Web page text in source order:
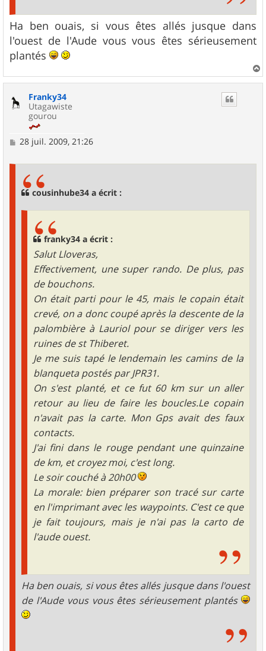
Ha ben ouais, si vous êtes allés jusque dans
l'ouest de l'Aude vous vous êtes sérieusement
plantés
a
Franky34
Utagawiste
gourou
M
28 juil. 2009, 21:26
cousinhube34 a écrit :
franky34 a écrit :
Salut Lloveras,
Effectivement, une super rando. De plus, pas
de bouchons.
On était parti pour le 45, mais le copain était
crevé, on a donc coupé après la descente de la
palombière à Lauriol pour se diriger vers les
ruines de st Thiberet.
Je me suis tapé le lendemain les camins de la
blanqueta postés par JPR31.
On s'est planté, et ce fut 60 km sur un aller
retour au lieu de faire les boucles.Le copain
n'avait pas la carte. Mon Gps avait des faux
contacts.
J'ai fini dans le rouge pendant une quinzaine
de km, et croyez moi, c'est long.
Le soir couché à 20h00
La morale: bien préparer son tracé sur carte
en l'imprimant avec les waypoints. C'est ce que
je fait toujours, mais je n'ai pas la carto de
l'aude ouest.
Ha ben ouais, si vous êtes allés jusque dans l'ouest
de l'Aude vous vous êtes sérieusement plantés